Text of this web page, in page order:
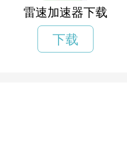
雷速加速器下载
下载